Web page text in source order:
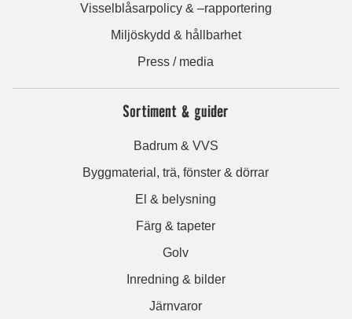
Visselblåsarpolicy & –rapportering
Miljöskydd & hållbarhet
Press / media
Sortiment & guider
Badrum & VVS
Byggmaterial, trä, fönster & dörrar
El & belysning
Färg & tapeter
Golv
Inredning & bilder
Järnvaror